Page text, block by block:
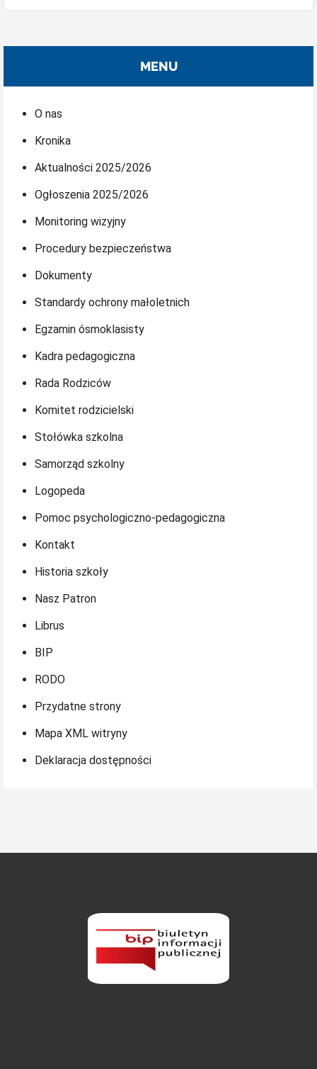
MENU
O nas
Kronika
Aktualności 2025/2026
Ogłoszenia 2025/2026
Monitoring wizyjny
Procedury bezpieczeństwa
Dokumenty
Standardy ochrony małoletnich
Egzamin ósmoklasisty
Kadra pedagogiczna
Rada Rodziców
Komitet rodzicielski
Stołówka szkolna
Samorząd szkolny
Logopeda
Pomoc psychologiczno-pedagogiczna
Kontakt
Historia szkoły
Nasz Patron
Librus
BIP
RODO
Przydatne strony
Mapa XML witryny
Deklaracja dostępności